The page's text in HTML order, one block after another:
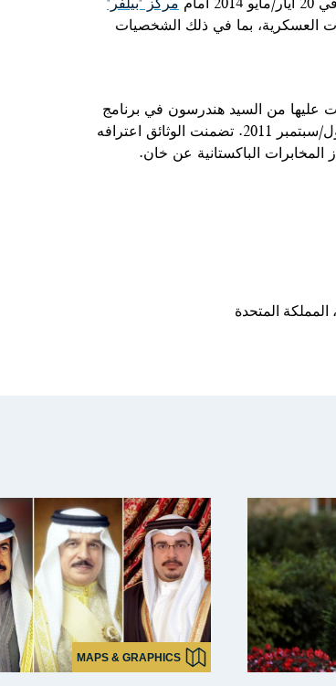
العسكرية، بما في ذلك الشخصيات
عليها من السيد هندرسون في برنامج
تلفزيوني خاص بعنوان: "تقارير فوكس نيوز: أسرار إيران النووية" تم بثه في 18 أيلول/سبتمبر 2011. تضمنت الوثائق اعترافه
المتحدة
MAPS & GRAPHICS